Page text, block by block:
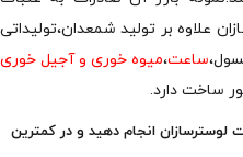
علاوه بر تولید شمعدان،تولیداتی
ساعت،میوه خوری و آجیل خوری
ساخت دارد.
لوسترسازان انجام دهید و در کمترین